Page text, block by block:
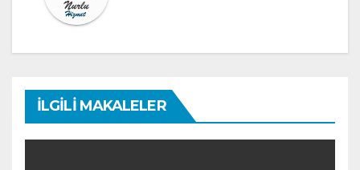
İLGILI MAKALELER